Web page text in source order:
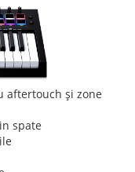
aftertouch și zone
spate